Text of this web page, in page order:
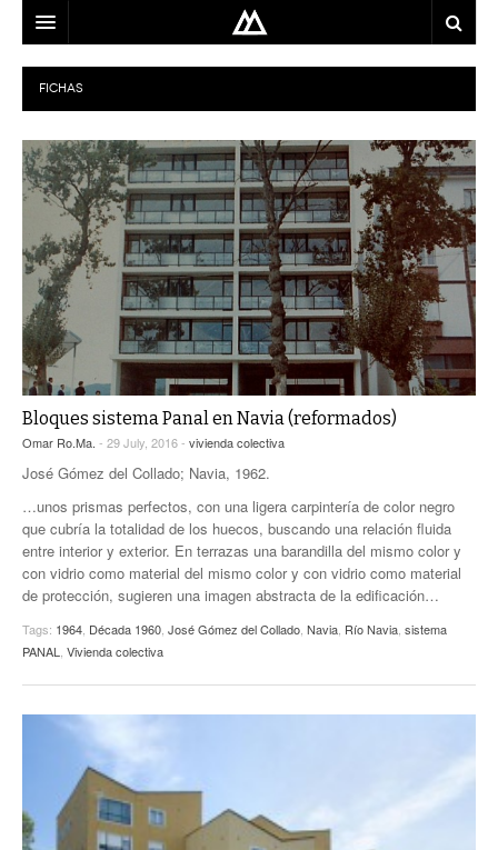
ARQUITECTO
LOCALIZACIÓN
MAPA
USO
EQUIPO
BLOG
CONTACTO
FICHAS
Bloques sistema Panal en Navia (reformados)
Omar Ro.Ma. - 29 July, 2016 - vivienda colectiva
José Gómez del Collado; Navia, 1962.
…unos prismas perfectos, con una ligera carpintería de color negro
que cubría la totalidad de los huecos, buscando una relación fluida
entre interior y exterior. En terrazas una barandilla del mismo color y
con vidrio como material del mismo color y con vidrio como material
de protección, sugieren una imagen abstracta de la edificación…
Tags: 1964 Década 1960 José Gómez del Collado Navia Río Navia sistema
PANAL
Vivienda colectiva